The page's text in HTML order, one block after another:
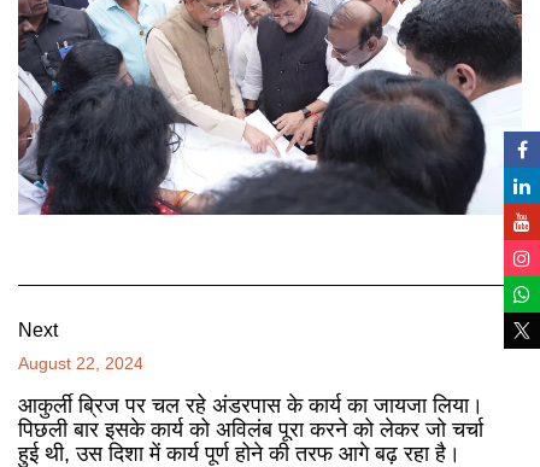
Next
August 22, 2024
आकुर्ली ब्रिज पर चल रहे अंडरपास के कार्य का जायजा लिया।
पिछली बार इसके कार्य को अविलंब पूरा करने को लेकर जो चर्चा
हुई थी, उस दिशा में कार्य पूर्ण होने की तरफ आगे बढ़ रहा है।